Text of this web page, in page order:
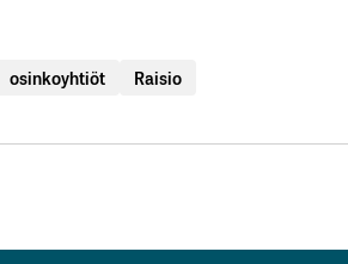
osinkoyhtiöt Raisio